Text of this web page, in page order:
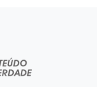
mas avança às